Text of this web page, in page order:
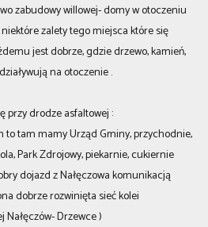
zabudowy willowej- domy w otoczeniu
zalety tego miejsca które się
jest dobrze, gdzie drzewo, kamień,
na otoczenie .
przy drodze asfaltowej :
to tam mamy Urząd Gminy, przychodnie,
Park Zdrojowy, piekarnie, cukiernie
dojazd z Nałęczowa komunikacją
dobrze rozwinięta sieć kolei
Drzewce )